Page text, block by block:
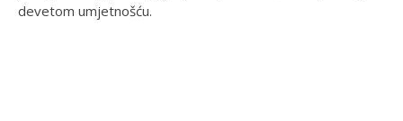
devetom umjetnošću.